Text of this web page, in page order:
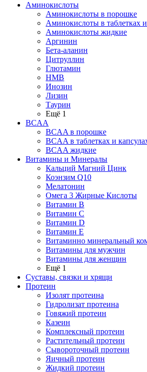
Аминокислоты
Аминокислоты в порошке
Аминокислоты в таблетках
Аминокислоты жидкие
Аргинин
Бета-аланин
Цитруллин
Глютамин
HMB
Инозин
Лизин
Таурин
Ещё 1
BCAA
BCAA в порошке
BCAA в таблетках и
BCAA жидкие
Витамины и Минералы
Кальций Магний Цинк
Коэнзим Q10
Мелатонин
Омега 3 Жирные Кислоты
Витамин B
Витамин C
Витамин D
Витамин E
Витаминно минеральный
Витамины для мужчин
Витамины для женщин
Ещё 1
Суставы, связки и хрящи
Протеин
Изолят протеина
Гидролизат протеина
Говяжий протеин
Казеин
Комплексный протеин
Растительный протеин
Сывороточный протеин
Яичный протеин
Жидкий протеин